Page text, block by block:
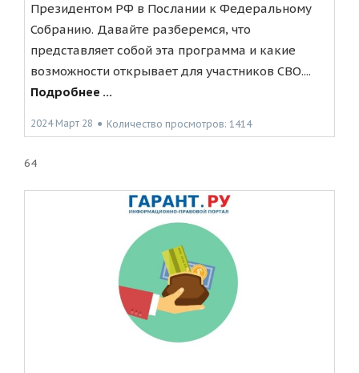
Президентом РФ в Послании к Федеральному
Собранию. Давайте разберемся, что
представляет собой эта программа и какие
возможности открывает для участников СВО....
Подробнее ...
2024 Март 28 ● Количество просмотров: 1414
64